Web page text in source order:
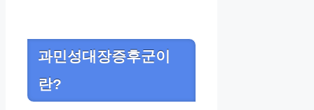
과민성대장증후군이
란?